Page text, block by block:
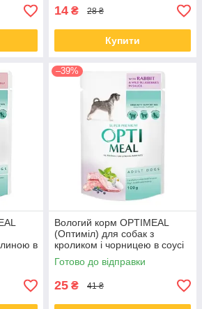
14 ₴ 28 ₴
Купити
в
–39%
Вологий корм OPTIMEAL
(Оптиміл) для собак з
кроликом і чорницею в соусі
100 ГР від 12 шт.
Готово до відправки
25 ₴ 41 ₴